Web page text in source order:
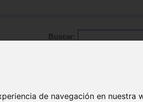
de navegación en
Buscar: